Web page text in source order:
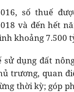
số thuế
và đến hết
khoảng 7.500
sử dụng đất
trương, quan
thời kỳ; góp